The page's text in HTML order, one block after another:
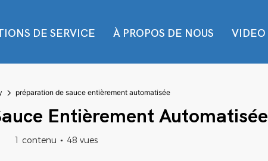
DE SERVICE À PROPOS DE NOUS VIDEO
préparation de sauce entièrement automatisée
Entièrement Automatisée
1 contenu 48 vues